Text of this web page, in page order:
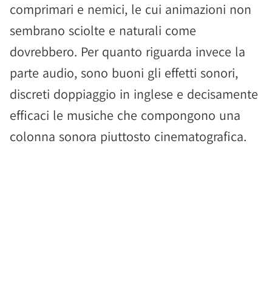
comprimari e nemici, le cui animazioni non
sembrano sciolte e naturali come
dovrebbero. Per quanto riguarda invece la
parte audio, sono buoni gli effetti sonori,
discreti doppiaggio in inglese e decisamente
efficaci le musiche che compongono una
colonna sonora piuttosto cinematografica.